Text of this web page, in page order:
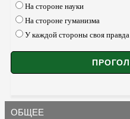
На стороне науки
На стороне гуманизма
У каждой стороны своя правда
ОБЩЕЕ